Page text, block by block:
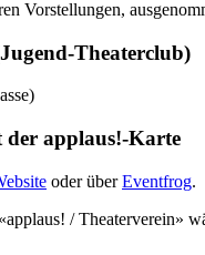
Vorstellungen,
Theaterclub)
applaus!-Karte
oder überEventfrog.
/ Theaterverein»